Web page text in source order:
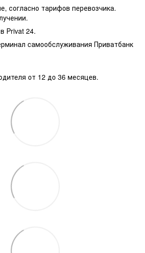
согласно тарифов перевозчика.
Privat 24.
самообслуживания Приватбанк
от 12 до 36 месяцев.